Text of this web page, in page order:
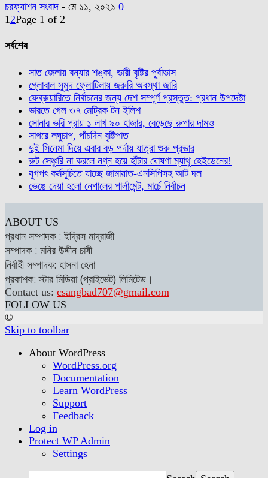
চরফ্যাশন সংবাদ - মে ১১, ২০২১ 0
12Page 1 of 2
সর্বশেষ
সাত জেলায় বন্যার শঙ্কা, ভারী বৃষ্টির পূর্বাভাস
গ্লোবাল সুমুদ ফ্লোটিলায় জরুরি অবস্থা জারি
ফেব্রুয়ারিতে নির্বাচনের জন্য দেশ সম্পূর্ণ প্রস্তুত: প্রধান উপদেষ্টা
ভারতে গেল ৩৭ মেট্রিক টন ইলিশ
সোনার ভরি প্রায় ১ লাখ ৯০ হাজার, বেড়েছে রুপার দামও
সাগরে লঘুচাপ, পাঁচদিন বৃষ্টিপাত
দুই সিনেমা দিয়ে এবার বড় পর্দায় যাত্রা শুরু প্রভার
রুট সেঞ্চুরি না করলে নগ্ন হয়ে হাঁটার ঘোষণা ম্যাথু হেইডেনের!
যুগপৎ কর্মসূচিতে যাচ্ছে জামায়াত-এনসিপিসহ আট দল
ভেঙে দেয়া হলো নেপালের পার্লামেন্ট, মার্চে নির্বাচন
ABOUT US
প্রধান সম্পাদক : ইদ্রিস মাদ্রাজী
সম্পাদক : মনির উদ্দীন চাষী
নির্বাহী সম্পাদক: হাসনা হেনা
প্রকাশক: স্টার মিডিয়া (প্রাইভেট) লিমিটেড।
Contact us: csangbad707@gmail.com
FOLLOW US
©
Skip to toolbar
About WordPress
WordPress.org
Documentation
Learn WordPress
Support
Feedback
Log in
Protect WP Admin
Settings